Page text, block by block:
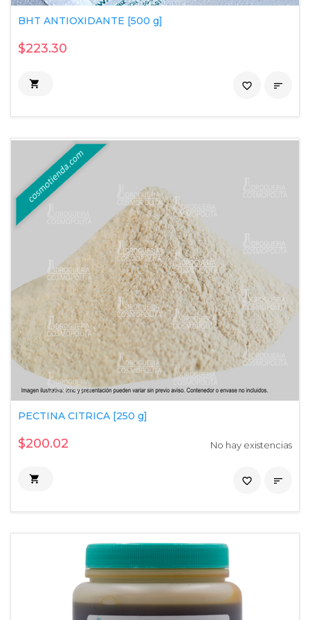
BHT ANTIOXIDANTE [500 g]
$223.30
 
favorite_border
PECTINA CITRICA [250 g]
$200.02 No hay existencias
 
favorite_border